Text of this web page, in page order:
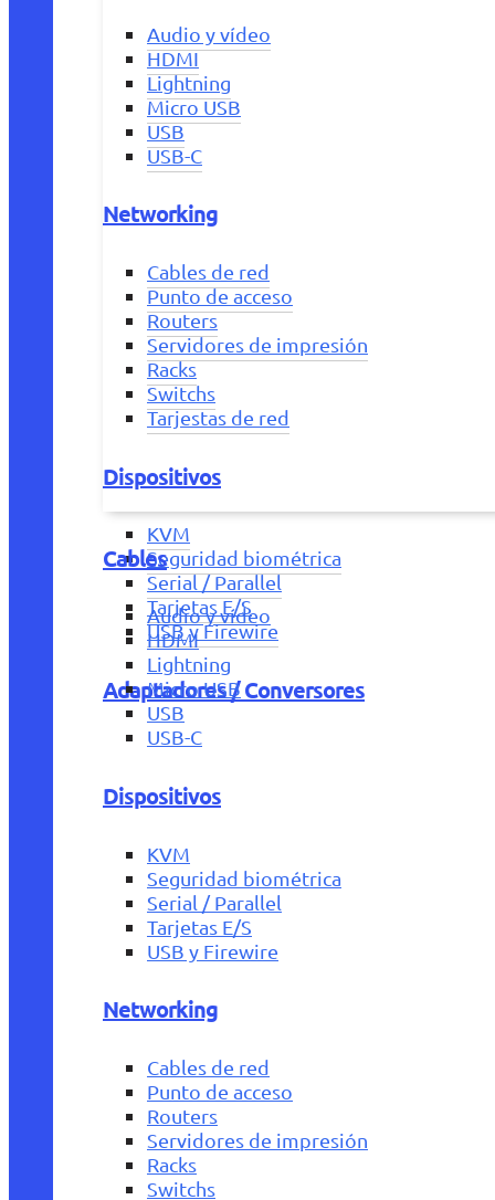
Audio y vídeo
HDMI
Lightning
Micro USB
USB
USB-C
Networking
Cables de red
Punto de acceso
Routers
Servidores de impresión
Racks
Switchs
Tarjestas de red
Dispositivos
KVM
Seguridad biométrica
Serial / Parallel
Tarjetas E/S
USB y Firewire
Adaptadores / Conversores
Cables
Audio y vídeo
HDMI
Lightning
Micro USB
USB
USB-C
Dispositivos
KVM
Seguridad biométrica
Serial / Parallel
Tarjetas E/S
USB y Firewire
Networking
Cables de red
Punto de acceso
Routers
Servidores de impresión
Racks
Switchs